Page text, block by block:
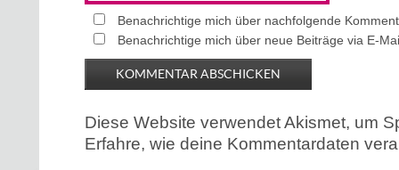
Benachrichtige mich über nachfolgende
Benachrichtige mich über neue Beiträge via E-
Diese Website verwendet Akismet, um
Erfahre, wie deine Kommentardaten